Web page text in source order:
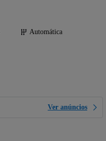
Automática
Ver anúncios